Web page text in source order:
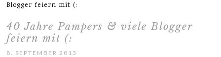
Blogger feiern mit (:
40 Jahre Pampers & viele Blogger
feiern mit (:
8. SEPTEMBER 2013